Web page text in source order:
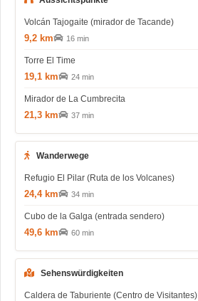
Volcán Tajogaite (mirador de Tacande)
9,2 km 16 min
Torre El Time
19,1 km 24 min
Mirador de La Cumbrecita
21,3 km 37 min
Wanderwege
Refugio El Pilar (Ruta de los Volcanes)
24,4 km 34 min
Cubo de la Galga (entrada sendero)
49,6 km 60 min
Sehenswürdigkeiten
Caldera de Taburiente (Centro de Visitantes)